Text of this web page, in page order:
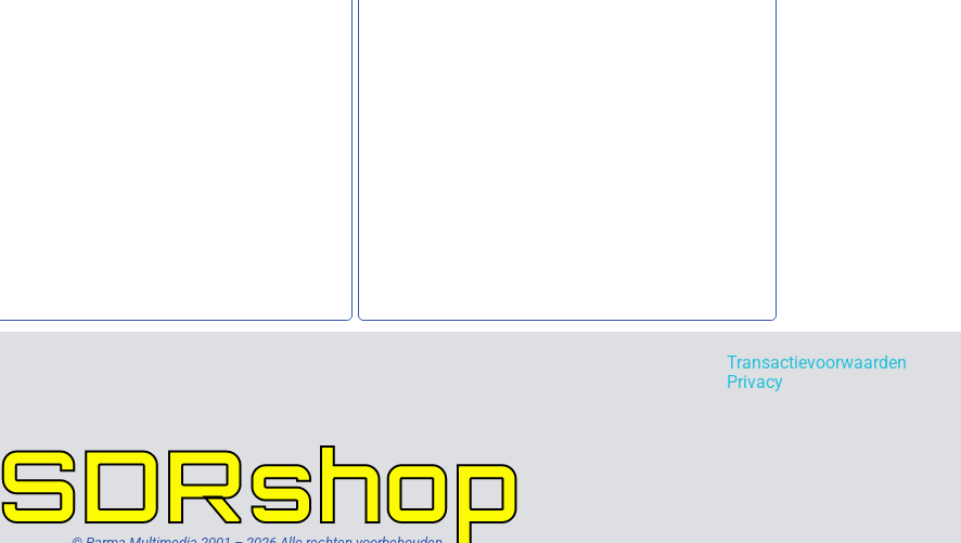
SDRshop
Transactievoorwaarden
Privacy